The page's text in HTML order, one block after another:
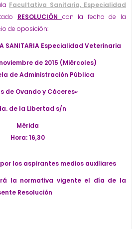
Facultativa Sanitaria, Especialidad
RESOLUCIÓN con la fecha de la
de oposición:
SANITARIA Especialidad Veterinaria
de 2015 (Miércoles)
de Administración Pública
de Ovando y Cáceres»
de la Libertad s/n
Mérida
Hora: 16,30
los aspirantes medios auxiliares
la normativa vigente el día de la
Resolución